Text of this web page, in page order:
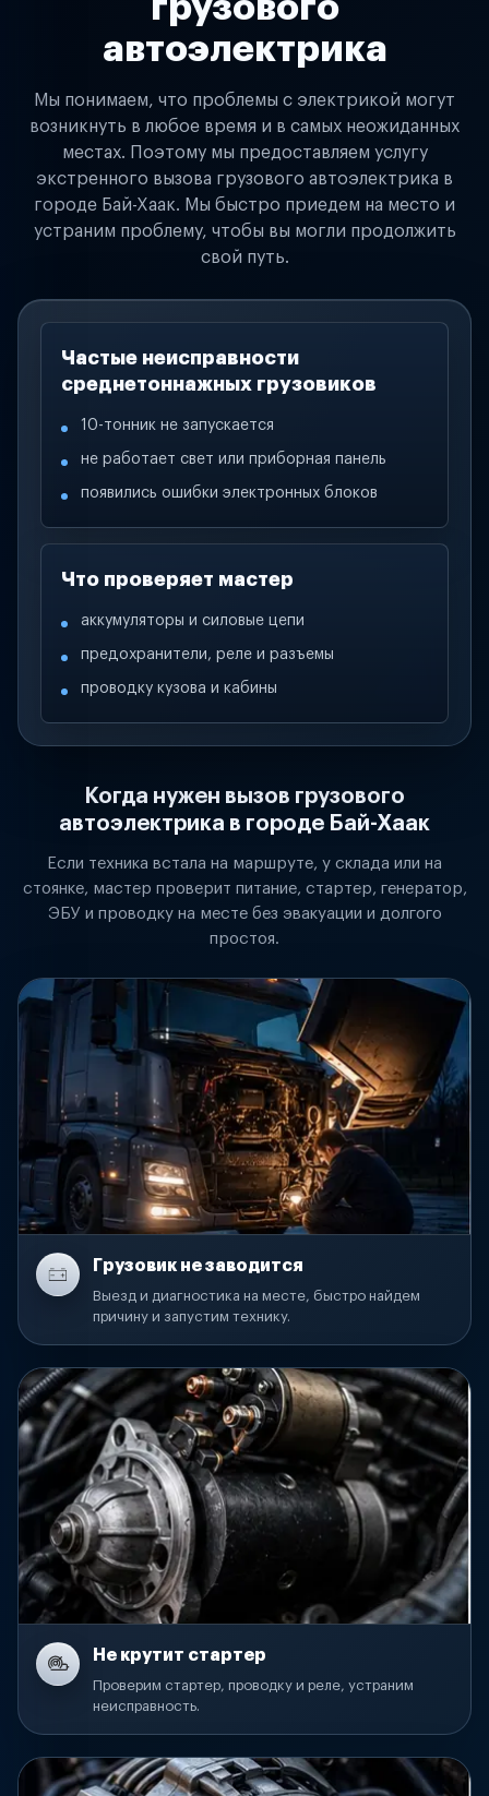
грузового
автоэлектрика
Мы понимаем, что проблемы с электрикой могут
возникнуть в любое время и в самых неожиданных
местах. Поэтому мы предоставляем услугу
экстренного вызова грузового автоэлектрика в
городе Бай-Хаак. Мы быстро приедем на место и
устраним проблему, чтобы вы могли продолжить
свой путь.
Частые неисправности
среднетоннажных грузовиков
10-тонник не запускается
не работает свет или приборная панель
появились ошибки электронных блоков
Что проверяет мастер
аккумуляторы и силовые цепи
предохранители, реле и разъемы
проводку кузова и кабины
Когда нужен вызов грузового
автоэлектрика в городе Бай-Хаак
Если техника встала на маршруте, у склада или на
стоянке, мастер проверит питание, стартер, генератор,
ЭБУ и проводку на месте без эвакуации и долгого
простоя.
Грузовик не заводится
Выезд и диагностика на месте, быстро найдем
причину и запустим технику.
Не крутит стартер
Проверим стартер, проводку и реле, устраним
неисправность.